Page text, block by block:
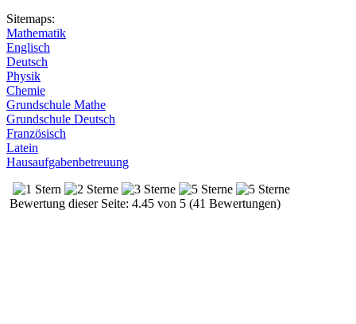
Sitemaps:
Mathematik
Englisch
Deutsch
Physik
Chemie
Grundschule Mathe
Grundschule Deutsch
Französisch
Latein
Hausaufgabenbetreuung
Bewertung dieser Seite: 4.45 von 5 (41 Bewertungen)